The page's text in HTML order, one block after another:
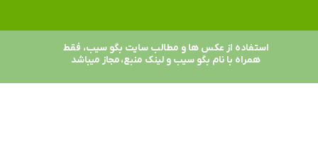
استفاده از عکس ها و مطالب سایت بگو سیب، فقط
همراه با نام بگو سیب و لینک منبع، مجاز میباشد